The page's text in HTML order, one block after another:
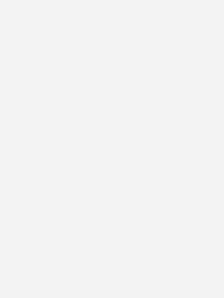
liefert bis zu 20